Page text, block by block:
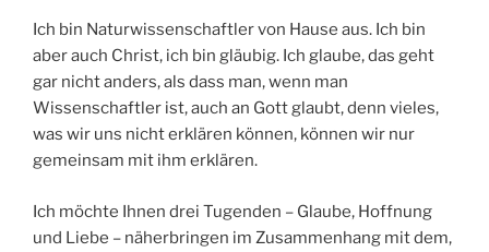
Ich bin Naturwissenschaftler von Hause aus. Ich bin
aber auch Christ, ich bin gläubig. Ich glaube, das geht
gar nicht anders, als dass man, wenn man
Wissenschaftler ist, auch an Gott glaubt, denn vieles,
was wir uns nicht erklären können, können wir nur
gemeinsam mit ihm erklären.
Ich möchte Ihnen drei Tugenden – Glaube, Hoffnung
und Liebe – näherbringen im Zusammenhang mit dem,